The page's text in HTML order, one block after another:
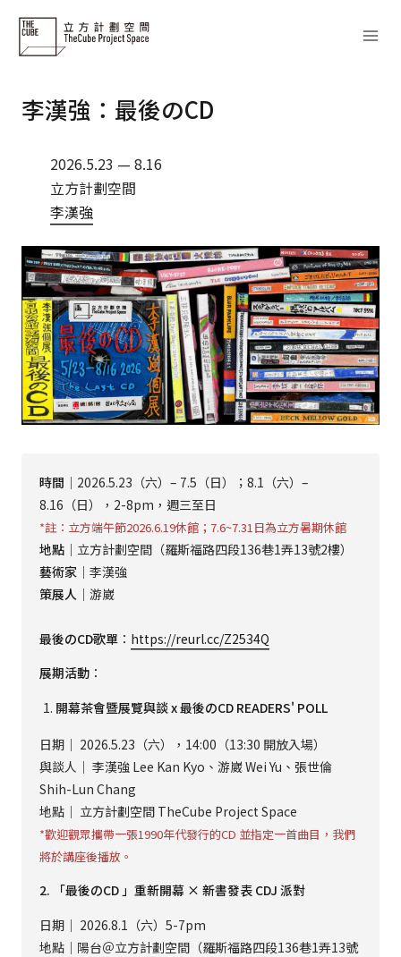
Skip
content
李漢強：最後のCD
2026.5.23 — 8.16
立方計劃空間
李漢強
時間 ｜2026.5.23（六）– 7.5（日）；8.1（六）–
8.16（日），2-8pm，週三至日
*註：立方端午節2026.6.19休館；7.6~7.31日為立方暑期休館
地點 ｜立方計劃空間（羅斯福路四段136巷1弄13號2樓）
藝術家 ｜李漢強
策展人 ｜游崴
最後のCD歌單 ： https://reurl.cc/Z2534Q
展期活動 ：
開幕茶會暨展覽與談 x 最後のCD READERS' POLL
日期｜ 2026.5.23（六），14:00（13:30 開放入場）
與談人｜ 李漢強 Lee Kan Kyo、游崴 Wei Yu、張世倫
Shih-Lun Chang
地點｜ 立方計劃空間 TheCube Project Space
*歡迎觀眾攜帶一張1990年代發行的CD 並指定一首曲目，我們
將於講座後播放。
2. 「最後のCD 」重新開幕 × 新書發表 CDJ 派對
日期｜ 2026.8.1（六）5-7pm
地點｜陽台＠立方計劃空間（羅斯福路四段136巷1弄13號